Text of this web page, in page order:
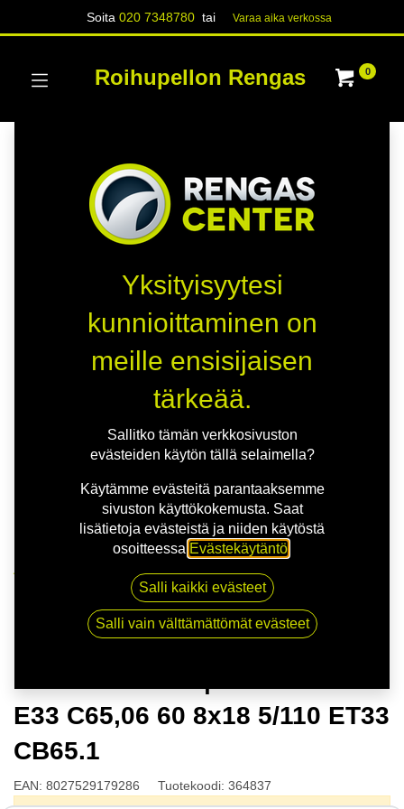
Soita020 7348780 tai Varaa aika verk​​​​ossa
Roihupellon Rengas 0
MSW 80 G.BLK | 8X18 5-110 E33 C65,06 60 8x18
5/110 ET33 CB65.1
E33 C65,06 60 8x18 5/110 ET33
CB65.1
EAN: 8027529179286 Tuotekoodi: 364837
Yksityisyytesi
kunnioittaminen on
meille ensisijaisen
tärkeää.
Sallitko tämän verkkosivuston
evästeiden käytön tällä selaimella?
Käytämme evästeitä parantaaksemme
sivuston käyttökokemusta. Saat
lisätietoja evästeistä ja niiden käytöstä
osoitteessa Evästekäytäntö
Salli kaikki evästeet
Salli vain välttämättömät evästeet